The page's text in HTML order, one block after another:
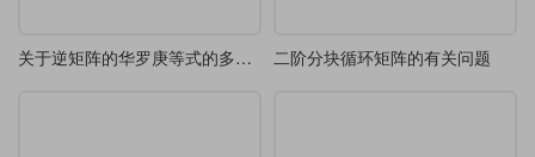
关于逆矩阵的华罗庚等式的多种解法 二阶分块循环矩阵的有关问题